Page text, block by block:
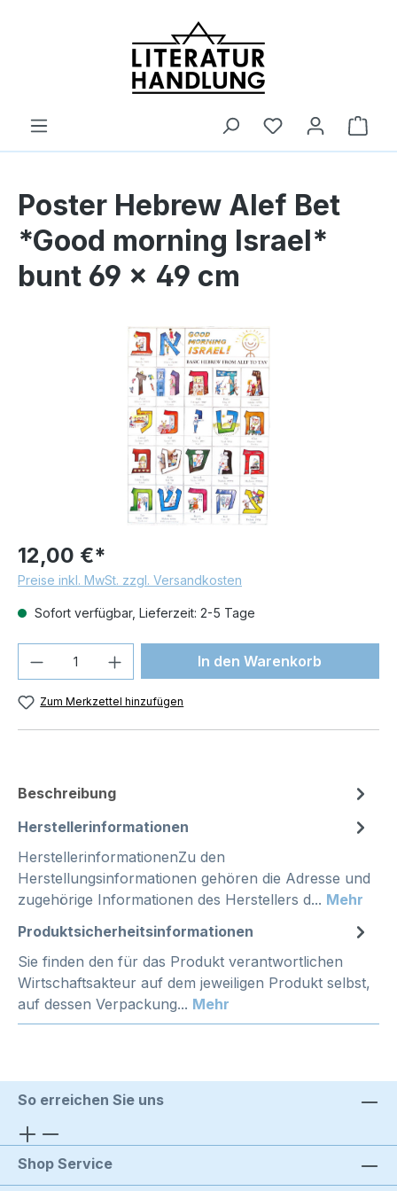
Poster Hebrew Alef Bet
*Good morning Israel*
bunt 69 x 49 cm
Bildergalerie überspringen
12,00 €*
Preise inkl. MwSt. zzgl. Versandkosten
Sofort verfügbar, Lieferzeit: 2-5 Tage
Produkt Anzahl: Gib denIn den Warenkorb
Zum Merkzettel hinzufügen
Beschreibung
Herstellerinformationen
HerstellerinformationenZu den
Herstellungsinformationen gehören die Adresse und
zugehörige Informationen des Herstellers d... Mehr
Produktsicherheitsinformationen
Sie finden den für das Produkt verantwortlichen
Wirtschaftsakteur auf dem jeweiligen Produkt selbst,
auf dessen Verpackung... Mehr
So erreichen Sie uns
Shop Service